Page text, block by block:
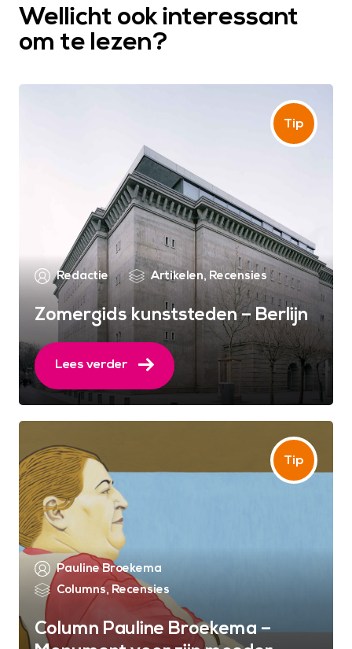
Wellicht ook interessant
om te lezen?
Redactie Artikelen, Recensies
Zomergids kunststeden – Berlijn
Lees verder
Pauline Broekema
Columns, Recensies
Column Pauline Broekema –